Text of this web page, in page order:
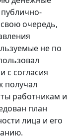
очередь,
не по
с согласия
получал
работникам и
план
лица и его